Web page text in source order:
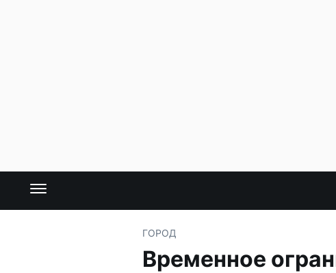
ГОРОД
Временное